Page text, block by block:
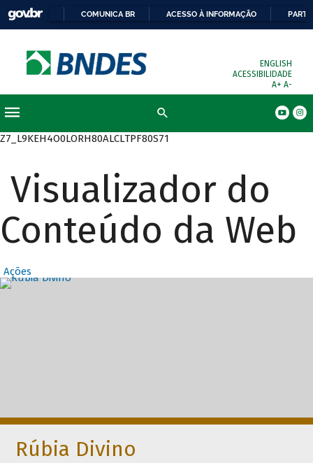
COMUNICA BR ACESSO À INFORMAÇÃO
ENGLISH
ACESSIBILIDADE
A+ A-
Z7_L9KEH4O0LORH80ALCLTPF80S71
Visualizador do
Conteúdo da Web
Ações
Destaques
Rúbia Divino